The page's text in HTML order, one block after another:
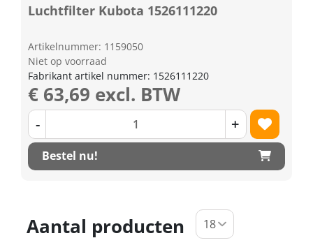
Luchtfilter Kubota 1526111220
Artikelnummer: 1159050
Niet op voorraad
Fabrikant artikel nummer: 1526111220
€ 63,69 excl. BTW
- +
Bestel nu!
Aantal producten